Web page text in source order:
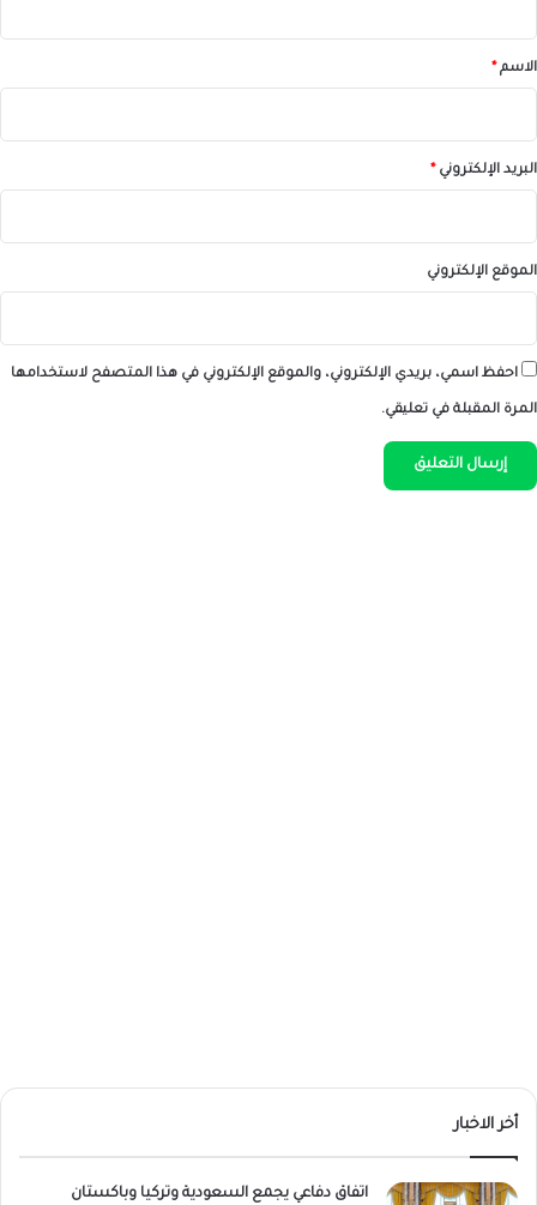
*الاسم *
البريد الإلكتروني *
الموقع الإلكتروني
احفظ اسمي، بريدي الإلكتروني، والموقع الإلكتروني في هذا المتصفح لاستخدامها
المرة المقبلة في تعليقي.
أخر الاخبار
اتفاق دفاعي يجمع السعودية وتركيا وباكستان